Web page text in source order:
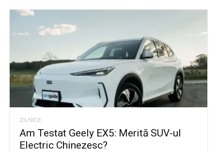
ZILNICE
Am Testat Geely EX5: Merită SUV-ul
Electric Chinezesc?